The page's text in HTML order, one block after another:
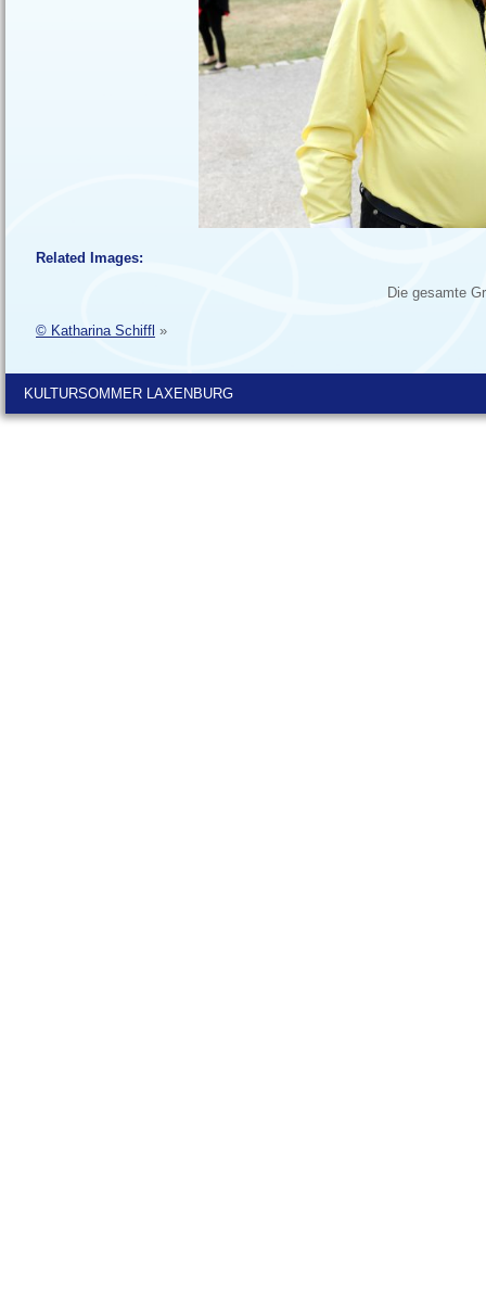
Related Images:
Die gesamte
© Katharina Schiffl »
KULTURSOMMER LAXENBURG